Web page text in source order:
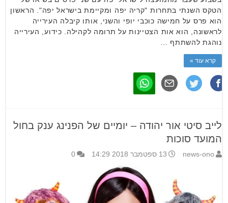
הטקס השנתי בתחרות "קריה יפה ומקיימת בישראל יפה". הראשון
הוא פרס על חמישה כוכבי יופי והשני, אותו קיבלה העירייה
לראשונה, הוא אות הצטיינות על תרומה לקהילה. כידוע, העירייה
נוהגת להשתתף …
קרא עוד »
לייב סיטי אור יהודה – יומיים של הפנינג ענק בחול
המועד סוכות
news-ono 13 ספטמבר 2018 14:29 0